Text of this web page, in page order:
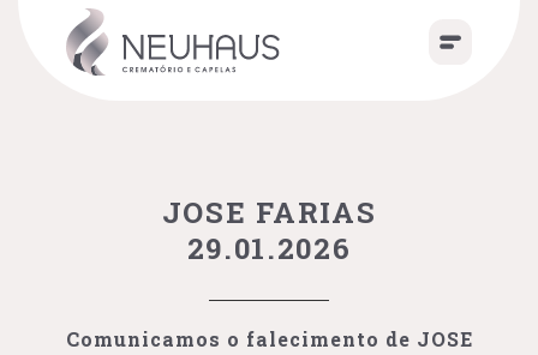
JOSE FARIAS
29.01.2026
Comunicamos o falecimento de JOSE